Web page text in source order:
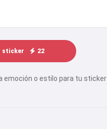
sticker 22
emoción o estilo para tu sticker